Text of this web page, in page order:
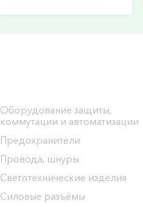
Оборудование защиты,
коммутации и автоматизации
Предохранители
Провода, шнуры
Светотехнические изделия
Силовые разъёмы